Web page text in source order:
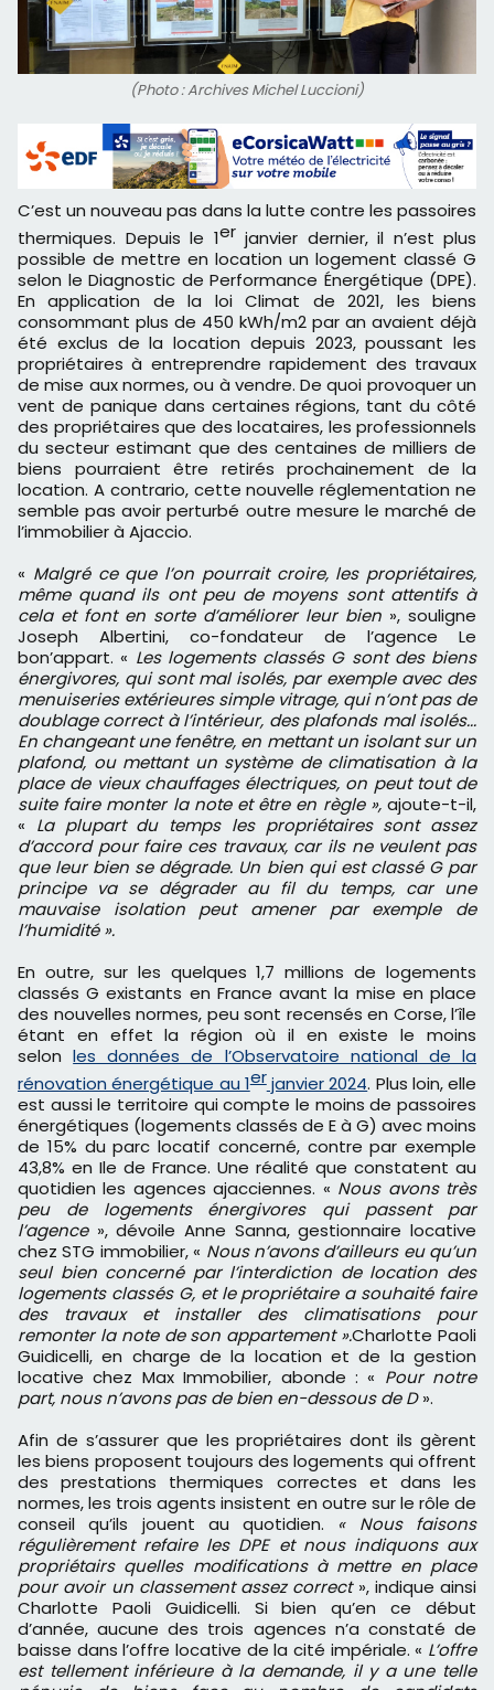
(Photo : Archives Michel Luccioni)
C’est un nouveau pas dans la lutte contre les passoires
thermiques. Depuis le 1erjanvier dernier, il n’est plus
possible de mettre en location un logement classé G
selon le Diagnostic de Performance Énergétique (DPE).
En application de la loi Climat de 2021, les biens
consommant plus de 450 kWh/m2 par an avaient déjà
été exclus de la location depuis 2023, poussant les
propriétaires à entreprendre rapidement des travaux
de mise aux normes, ou à vendre. De quoi provoquer un
vent de panique dans certaines régions, tant du côté
des propriétaires que des locataires, les professionnels
du secteur estimant que des centaines de milliers de
biens pourraient être retirés prochainement de la
location. A contrario, cette nouvelle réglementation ne
semble pas avoir perturbé outre mesure le marché de
l’immobilier à Ajaccio.
« Malgré ce que l’on pourrait croire, les propriétaires,
même quand ils ont peu de moyens sont attentifs à
cela et font en sorte d’améliorer leur bien », souligne
Joseph Albertini, co-fondateur de l’agence Le
bon’appart. « Les logements classés G sont des biens
énergivores, qui sont mal isolés, par exemple avec des
menuiseries extérieures simple vitrage, qui n’ont pas de
doublage correct à l’intérieur, des plafonds mal isolés...
En changeant une fenêtre, en mettant un isolant sur un
plafond, ou mettant un système de climatisation à la
place de vieux chauffages électriques, on peut tout de
suite faire monter la note et être en règle », ajoute-t-il,
« La plupart du temps les propriétaires sont assez
d’accord pour faire ces travaux, car ils ne veulent pas
que leur bien se dégrade. Un bien qui est classé G par
principe va se dégrader au fil du temps, car une
mauvaise isolation peut amener par exemple de
l’humidité ».
En outre, sur les quelques 1,7 millions de logements
classés G existants en France avant la mise en place
des nouvelles normes, peu sont recensés en Corse, l’île
étant en effet la région où il en existe le moins
selonles données de l’Observatoire national de la
rénovation énergétique au 1erjanvier 2024. Plus loin, elle
est aussi le territoire qui compte le moins de passoires
énergétiques (logements classés de E à G) avec moins
de 15% du parc locatif concerné, contre par exemple
43,8% en Ile de France. Une réalité que constatent au
quotidien les agences ajacciennes. « Nous avons très
peu de logements énergivores qui passent par
l’agence», dévoile Anne Sanna, gestionnaire locative
chez STG immobilier, « Nous n’avons d’ailleurs eu qu’un
seul bien concerné par l’interdiction de location des
logements classés G, et le propriétaire a souhaité faire
des travaux et installer des climatisations pour
remonter la note de son appartement ».Charlotte Paoli
Guidicelli, en charge de la location et de la gestion
locative chez Max Immobilier, abonde : « Pour notre
part, nous n’avons pas de bien en-dessous de D».
Afin de s’assurer que les propriétaires dont ils gèrent
les biens proposent toujours des logements qui offrent
des prestations thermiques correctes et dans les
normes, les trois agents insistent en outre sur le rôle de
conseil qu’ils jouent au quotidien. « Nous faisons
régulièrement refaire les DPE et nous indiquons aux
propriétairs quelles modifications à mettre en place
pour avoir un classement assez correct », indique ainsi
Charlotte Paoli Guidicelli. Si bien qu’en ce début
d’année, aucune des trois agences n’a constaté de
baisse dans l’offre locative de la cité impériale. « L’offre
est tellement inférieure à la demande, il y a une telle